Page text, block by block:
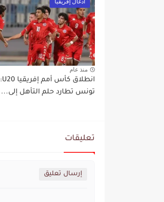
أدغال إفريقيا
منذ عام
انطلاق كأس أمم إفريقيا U20:
تونس تطارد حلم التأهل إلى...
تعليقات
إرسال تعليق